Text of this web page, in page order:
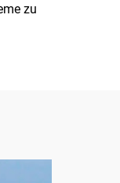
zu